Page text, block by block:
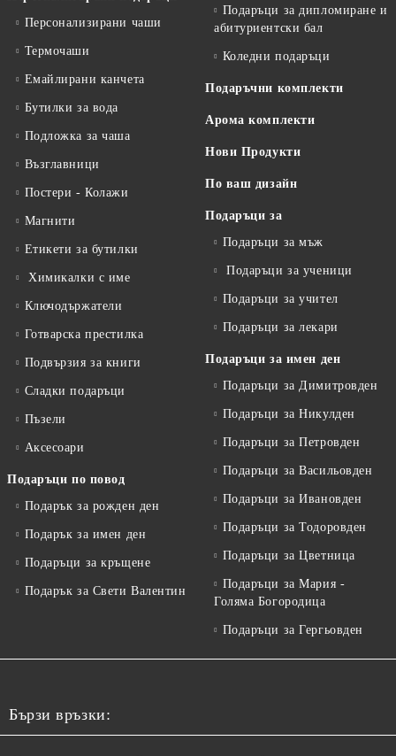
Персонализирани чаши
Термочаши
Емайлирани канчета
Бутилки за вода
Подложка за чаша
Възглавници
Постери - Колажи
Магнити
Етикети за бутилки
Химикалки с име
Ключодържатели
Готварска престилка
Подвързия за книги
Сладки подаръци
Пъзели
Аксесоари
Подаръци по повод
Подарък за рожден ден
Подарък за имен ден
Подаръци за кръщене
Подарък за Свети Валентин
Подаръци за дипломиране и
абитуриентски бал
Коледни подаръци
Подаръчни комплекти
Арома комплекти
Нови Продукти
По ваш дизайн
Подаръци за
Подаръци за мъж
Подаръци за ученици
Подаръци за учител
Подаръци за лекари
Подаръци за имен ден
Подаръци за Димитровден
Подаръци за Никулден
Подаръци за Петровден
Подаръци за Васильовден
Подаръци за Ивановден
Подаръци за Тодоровден
Подаръци за Цветница
Подаръци за Мария -
Голяма Богородица
Подаръци за Гергьовден
Бързи връзки: